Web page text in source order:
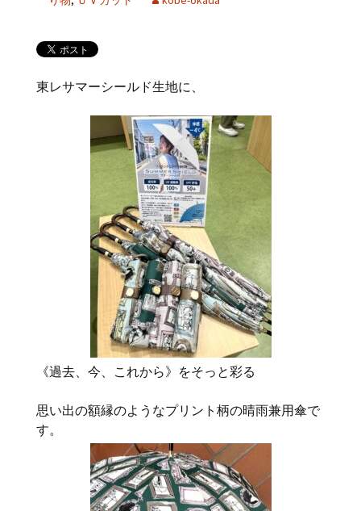
東レサマーシールド生地に、
《過去、今、これから》をそっと彩る
思い出の額縁のようなプリント柄の晴雨兼用傘で
す。